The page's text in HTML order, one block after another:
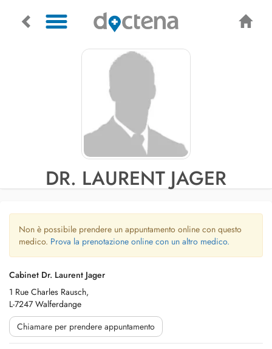
DR. LAURENT JAGER
Non è possibile prendere un appuntamento online con questo
medico. Prova la prenotazione online con un altro medico.
Cabinet Dr. Laurent Jager
1 Rue Charles Rausch,
L-7247 Walferdange
Chiamare per prendere appuntamento